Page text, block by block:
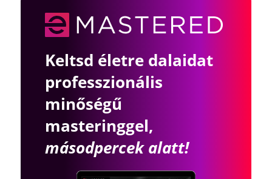
Keltsd életre dalaidat
professzionális
minőségű
masteringgel,
másodpercek alatt!